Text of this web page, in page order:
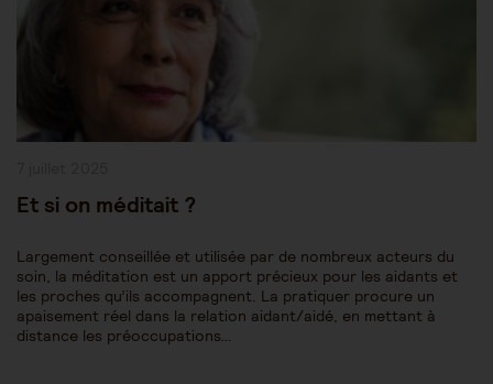
Et si on méditait ?
Largement conseillée et utilisée par de nombreux acteurs du
soin, la méditation est un apport précieux pour les aidants et
les proches qu’ils accompagnent. La pratiquer procure un
apaisement réel dans la relation aidant/aidé, en mettant à
distance les préoccupations…